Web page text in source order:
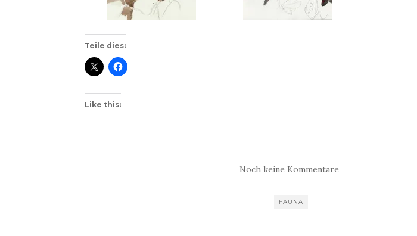
Teile dies:
Like this:
Noch keine Kommentare
FAUNA